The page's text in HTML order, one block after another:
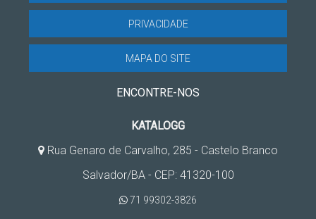
PRIVACIDADE
MAPA DO SITE
ENCONTRE-NOS
KATALOGG
Rua Genaro de Carvalho, 285 - Castelo Branco
Salvador/BA - CEP: 41320-100
71 99302-3826